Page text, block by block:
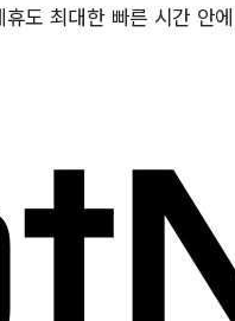
도 최대한 빠른 시간 안